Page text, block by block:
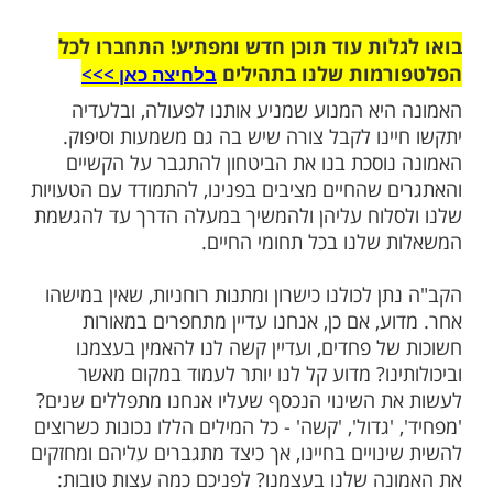
עוד תוכן חדש ומפתיע! התחברו לכל
המנוע שמניע אותנו לפעולה, ובלעדיה
לקבל צורה שיש בה גם משמעות וסיפוק.
בנו את הביטחון להתגבר על הקשיים
שהחיים מציבים בפנינו, להתמודד עם הטעויות
עליהן ולהמשיך במעלה הדרך עד להגשמת
שלנו בכל תחומי החיים.